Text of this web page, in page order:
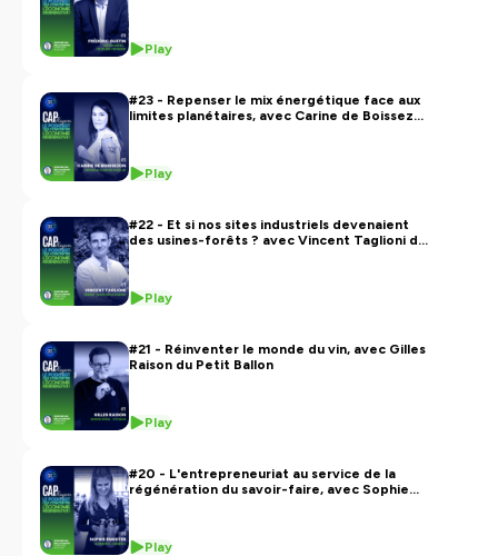
Play
#23 - Repenser le mix énergétique face aux
limites planétaires, avec Carine de Boissezon
Play
#22 - Et si nos sites industriels devenaient
des usines-forêts ? avec Vincent Taglioni du
Play
#21 - Réinventer le monde du vin, avec Gilles
Raison du Petit Ballon
Play
#20 - L'entrepreneuriat au service de la
régénération du savoir-faire, avec Sophie
Play